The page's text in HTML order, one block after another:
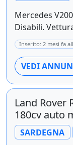
Mercedes
Disabili.
Inserito: 2 mesi fa
VEDI
Land Rover
180cv auto
SARDEGNA